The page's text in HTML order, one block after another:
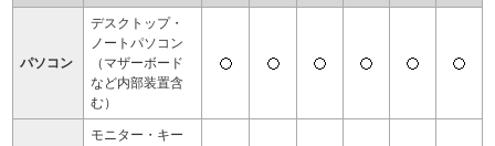
パソコン
デスクトップ・
ノートパソコン
（マザーボード
など内部装置含
む）
モニター・キー